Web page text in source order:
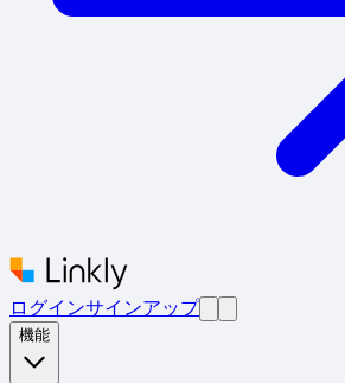
ログインサインアップ
機能